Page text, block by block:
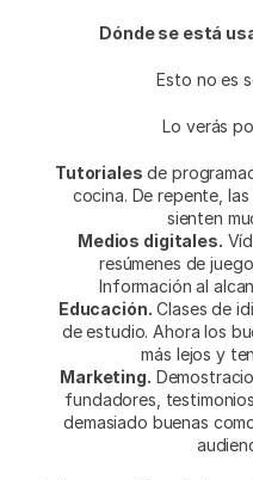
Dónde se está
Esto no es
Lo verás
Tutoriales de
cocina. De repente,
sienten
Medios digitales.
resúmenes de
Información al
Educación. Clases de
de estudio. Ahora los
más lejos y
Marketing.
fundadores,
demasiado buenas